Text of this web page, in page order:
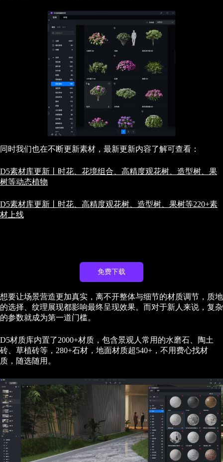
同时我们也在不断更新素材，最新更新内容了解可查看：
D5素材库更新丨时花、花境组合、高精度观花树、造型树、果
树等动态植物
D5素材库更新丨时花、高精度观花树、造型树、果树等220+素
材上线
免费下载
想要让场景营造更加真实，离不开整体与细节的材质调节，质地
的选择、纹理展现都影响最终呈现效果。而对于新人来说，复杂
的参数就成为第一道门槛。
D5材质库内置了2000+材质，包含景观人常用的水磨石、陶土
砖、草植砖等，280+石材，地面材质超540+，不用费心找材
质，随选随用。